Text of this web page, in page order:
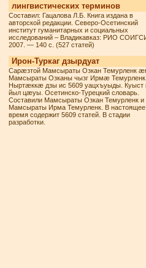
лингвистических терминов
Составил: Гацалова Л.Б. Книга издана в
авторской редакции. Северо-Осетинский
институт гуманитарных и социальных
исследований – Владикавказ: РИО
2007. — 140 с. (527 статей)
Ирон-Туркаг дзырдуат
Сарæзтой Мамсыраты Озкан Темурленк
Мамсыраты Озканы чызг Ирмæ Темурленк.
Ныртæккæ дзы ис 5609 уацхъуыды. Куыст
йыл цæуы. Осетинско-Турецкий словарь.
Составили Мамсыраты Озкан Темурленк и
Мамсыраты Ирма Темурленк. В настоящее
время содержит 5609 статей. В стадии
разработки.